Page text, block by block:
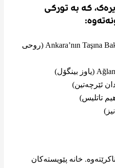
کە بە تورکی
ئەی نیشتمان – Ankara’nın Taşına Bak (روحی
ئێرچەتین)
تاتلیس)
خانە پێویستەکان